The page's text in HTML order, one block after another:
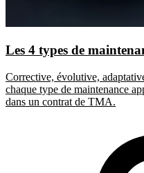
Les 4 types de
Corrective, évolutive,
chaque type de maintenance
dans un contrat de TMA.